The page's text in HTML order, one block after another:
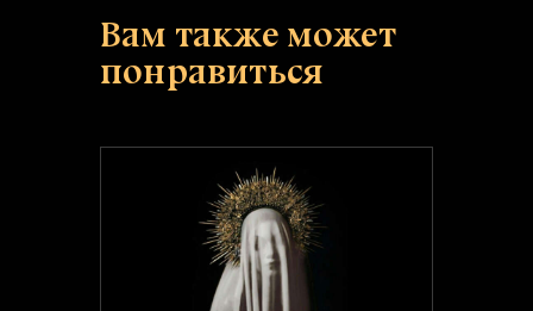
Вам также может
понравиться